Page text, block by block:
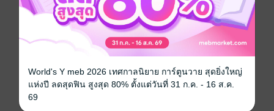
ผู้ช่วยในการพยากรณ์
โหราศาสตร์
ประเภทไฟล์ pdf
วันที่วางขาย
World's Y meb 2026 เทศกาลนิยาย การ์ตูนวาย สุดยิ่งใหญ่
แห่งปี ลดสุดฟิน สูงสุด 80% ตั้งแต่วันที่ 31 ก.ค. - 16 ส.ค.
69